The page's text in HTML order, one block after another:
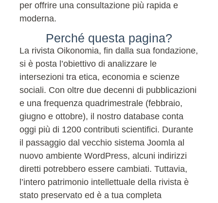
per offrire una consultazione più rapida e
moderna.
Perché questa pagina?
La rivista Oikonomia, fin dalla sua fondazione,
si è posta l’obiettivo di analizzare le
intersezioni tra etica, economia e scienze
sociali. Con oltre due decenni di pubblicazioni
e una frequenza quadrimestrale (febbraio,
giugno e ottobre), il nostro database conta
oggi più di 1200 contributi scientifici. Durante
il passaggio dal vecchio sistema Joomla al
nuovo ambiente WordPress, alcuni indirizzi
diretti potrebbero essere cambiati. Tuttavia,
l’intero patrimonio intellettuale della rivista è
stato preservato ed è a tua completa